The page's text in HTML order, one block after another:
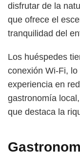
disfrutar de la
que ofrece el
tranquilidad del
Los huéspedes
conexión Wi-Fi,
experiencia en
gastronomía
que destaca la